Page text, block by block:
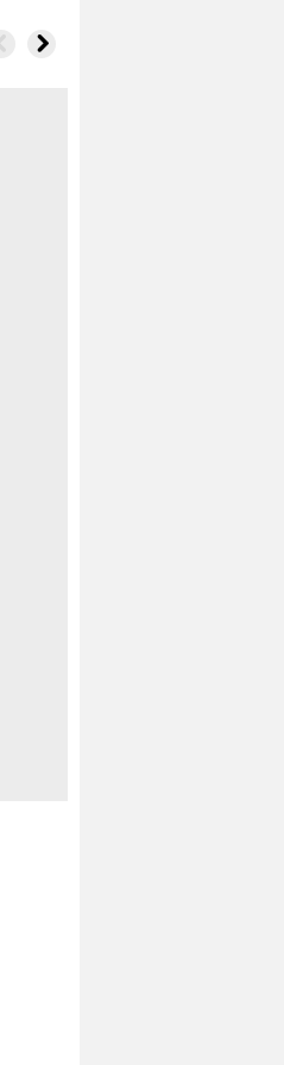
Secrets de tournage